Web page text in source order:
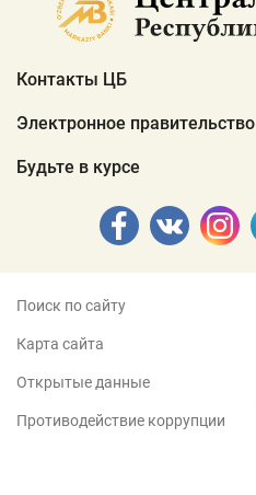
Контакты ЦБ
Электронное правительство
Будьте в курсе
Поиск по сайту
Карта сайта
Открытые данные
Противодействие коррупции